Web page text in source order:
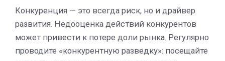
Конкуренция — это всегда риск, но и драйвер
развития. Недооценка действий конкурентов
может привести к потере доли рынка. Регулярно
проводите «конкурентную разведку»: посещайте